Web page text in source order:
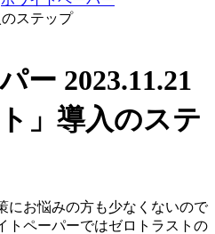
のステップ
ー 2023.11.21
」導入のステ
にお悩みの方も少なくないので
トペーパーではゼロトラストの